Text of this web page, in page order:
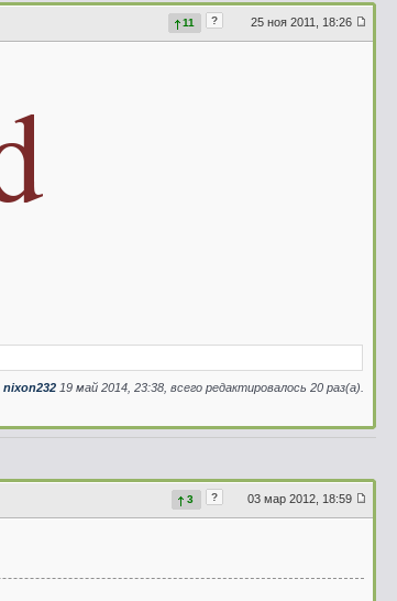
25 ноя 2011, 18:26
?
11
nixon232 19 май 2014, 23:38, всего редактировалось 20 раз(а).
03 мар 2012, 18:59
?
3